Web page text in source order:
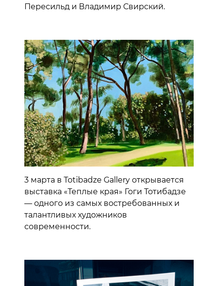
Пересильд и Владимир Свирский.
3 марта в Totibadze Gallery открывается
выставка «Теплые края» Гоги Тотибадзе
— одного из самых востребованных и
талантливых художников
современности.